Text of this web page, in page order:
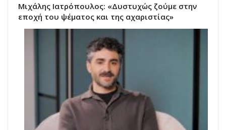
Μιχάλης Ιατρόπουλος: «Δυστυχώς ζούμε στην
εποχή του ψέματος και της αχαριστίας»